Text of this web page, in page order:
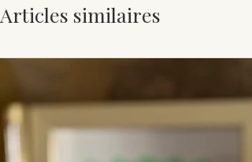
Articles similaires